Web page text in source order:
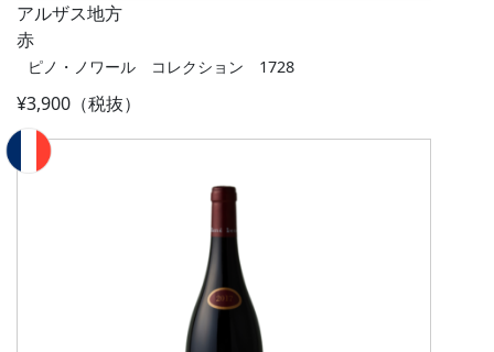
アルザス地方
赤
ピノ・ノワール コレクション 1728
¥3,900（税抜）